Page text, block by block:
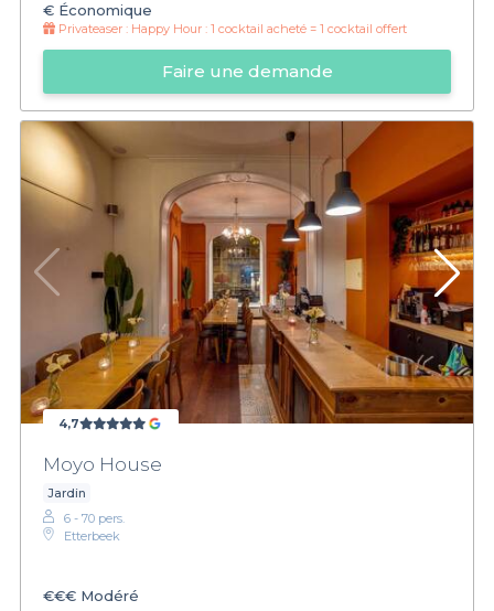
€ Économique
Privateaser : Happy Hour : 1 cocktail acheté = 1 cocktail offert
Faire une demande
4,7
Moyo House
Jardin
6 - 70 pers.
Etterbeek
€€€ Modéré